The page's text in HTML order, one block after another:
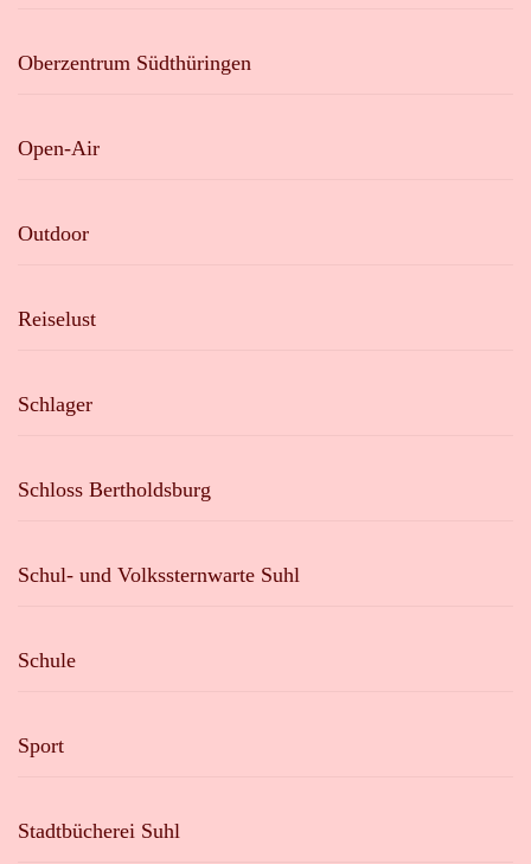
Oberzentrum Südthüringen
Open-Air
Outdoor
Reiselust
Schlager
Schloss Bertholdsburg
Schul- und Volkssternwarte Suhl
Schule
Sport
Stadtbücherei Suhl